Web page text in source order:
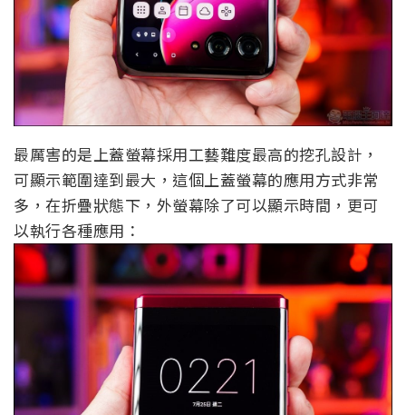
最厲害的是上蓋螢幕採用工藝難度最高的挖孔設計，
可顯示範圍達到最大，這個上蓋螢幕的應用方式非常
多，在折疊狀態下，外螢幕除了可以顯示時間，更可
以執行各種應用：